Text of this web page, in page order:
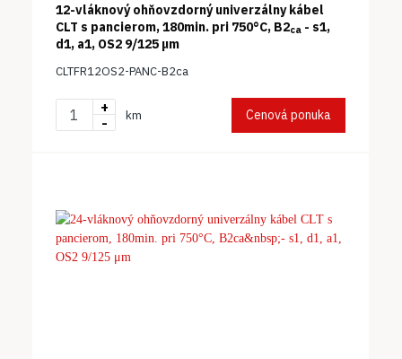
12-vláknový ohňovzdorný univerzálny kábel
CLT s pancierom, 180min. pri 750°C, B2ca - s1,
d1, a1, OS2 9/125 μm
CLTFR12OS2-PANC-B2ca
+
-
km Cenová ponuka